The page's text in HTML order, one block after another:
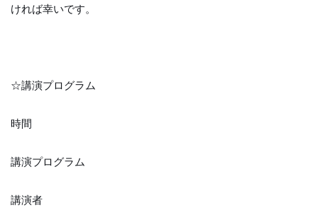
ければ幸いです。
☆講演プログラム
時間
講演プログラム
講演者